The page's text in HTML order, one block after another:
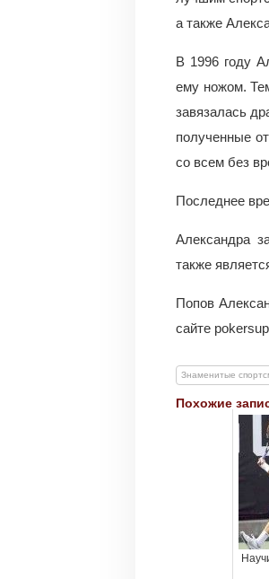
а также
В 1996 году
ему ножом.
завязалась
полученные
со всем без
Последнее
Александра
также
Попов
сайте
Знаменитые
Похожие